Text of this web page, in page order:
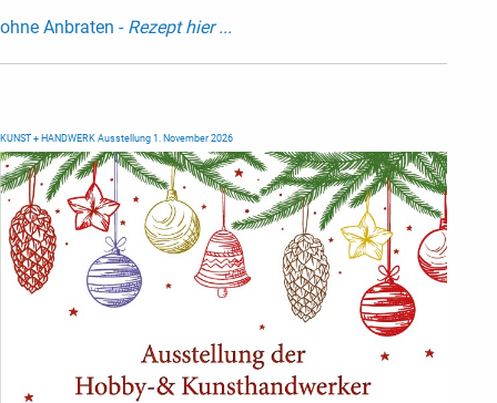
ohne Anbraten - Rezept hier ...
KUNST + HANDWERK Ausstellung 1. November 2026